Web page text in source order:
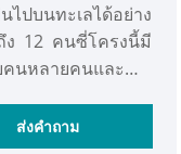
บนทะเลได้อย่าง
ง 12 คนซี่โครงนี้มี
คนหลายคนและ
องเรือซี่โครง
ส่งคำถาม